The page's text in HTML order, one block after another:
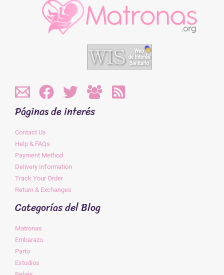
Páginas de interés
Contact Us
Help & FAQs
Payment Method
Delivery Information
Track Your Order
Return & Exchanges
Categorías del Blog
Matronas
Embarazo
Parto
Estudios